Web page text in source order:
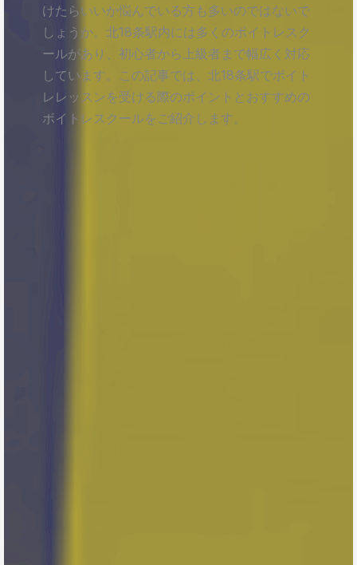
けたらいいか悩んでいる方も多いのではないで
しょうか。北18条駅内には多くのボイトレスク
ールがあり、初心者から上級者まで幅広く対応
しています。この記事では、北18条駅でボイト
レレッスンを受ける際のポイントとおすすめの
ボイトレスクールをご紹介します。